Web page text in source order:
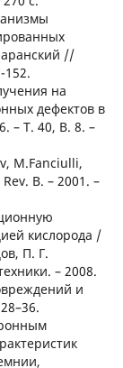
//
152.
на
дефектов в
– Т. 40, В. 8. –
M.Fanciulli,
B. – 2001. –
кислорода /
П. Г.
– 2008.
и